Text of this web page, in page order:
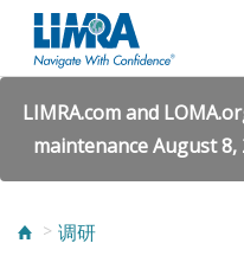
LIMRA.com and
maintenance August 8,
调研